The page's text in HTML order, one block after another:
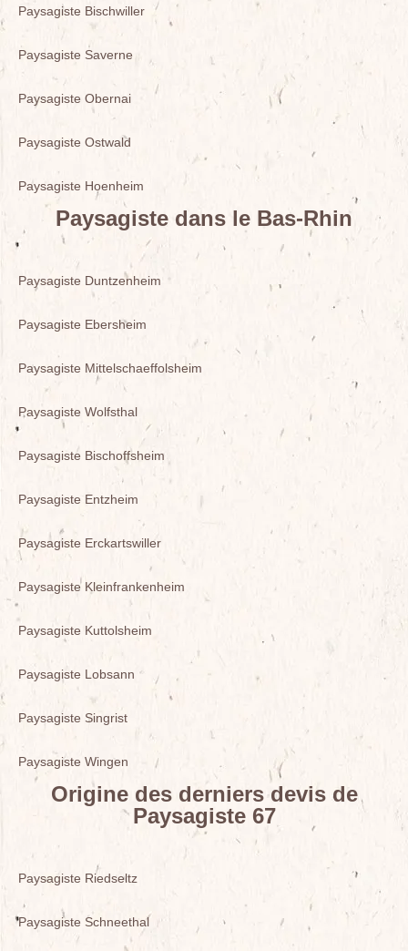
Paysagiste Bischwiller
Paysagiste Saverne
Paysagiste Obernai
Paysagiste Ostwald
Paysagiste Hoenheim
Paysagiste dans le Bas-Rhin
Paysagiste Duntzenheim
Paysagiste Ebersheim
Paysagiste Mittelschaeffolsheim
Paysagiste Wolfsthal
Paysagiste Bischoffsheim
Paysagiste Entzheim
Paysagiste Erckartswiller
Paysagiste Kleinfrankenheim
Paysagiste Kuttolsheim
Paysagiste Lobsann
Paysagiste Singrist
Paysagiste Wingen
Origine des derniers devis de
Paysagiste 67
Paysagiste Riedseltz
Paysagiste Schneethal